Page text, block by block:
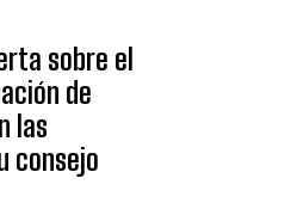
sobre el
de
las
consejo